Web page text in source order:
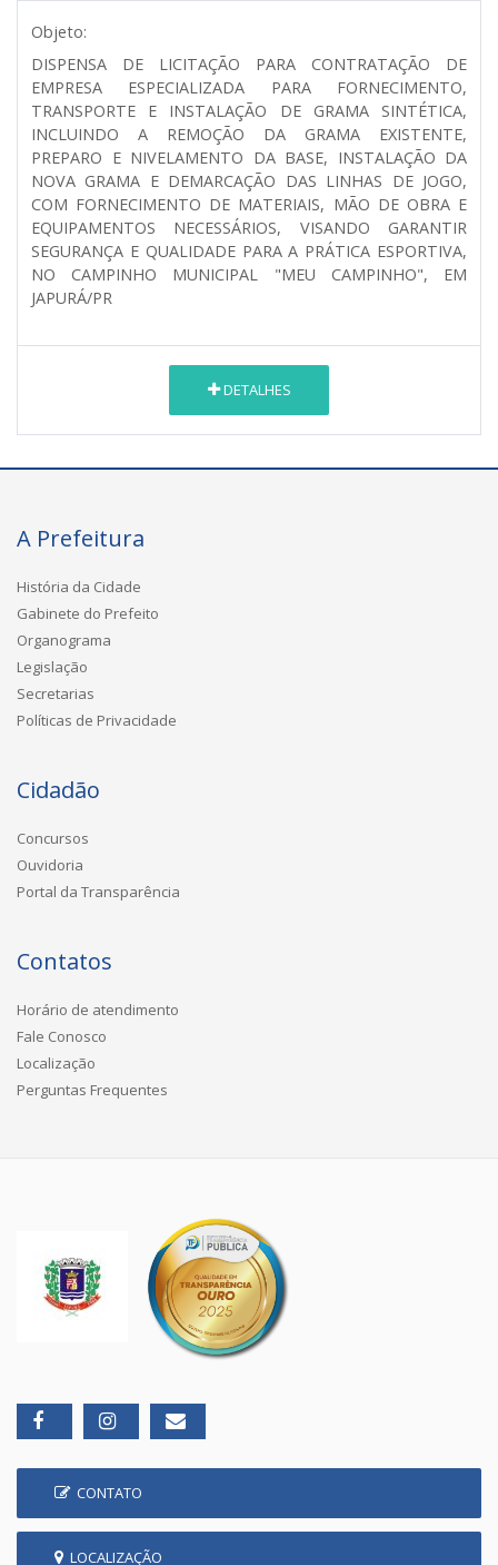
Objeto:
DISPENSA DE LICITAÇÃO PARA CONTRATAÇÃO DE
EMPRESA ESPECIALIZADA PARA FORNECIMENTO,
TRANSPORTE E INSTALAÇÃO DE GRAMA SINTÉTICA,
INCLUINDO A REMOÇÃO DA GRAMA EXISTENTE,
PREPARO E NIVELAMENTO DA BASE, INSTALAÇÃO DA
NOVA GRAMA E DEMARCAÇÃO DAS LINHAS DE JOGO,
COM FORNECIMENTO DE MATERIAIS, MÃO DE OBRA E
EQUIPAMENTOS NECESSÁRIOS, VISANDO GARANTIR
SEGURANÇA E QUALIDADE PARA A PRÁTICA ESPORTIVA,
NO CAMPINHO MUNICIPAL "MEU CAMPINHO", EM
JAPURÁ/PR
DETALHES
A Prefeitura
História da Cidade
Gabinete do Prefeito
Organograma
Legislação
Secretarias
Políticas de Privacidade
Cidadão
Concursos
Ouvidoria
Portal da Transparência
Contatos
Horário de atendimento
Fale Conosco
Localização
Perguntas Frequentes
CONTATO
LOCALIZAÇÃO